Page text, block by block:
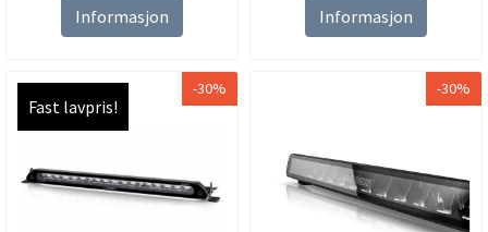
Informasjon Informasjon
Fast lavpris!
-30% -30%